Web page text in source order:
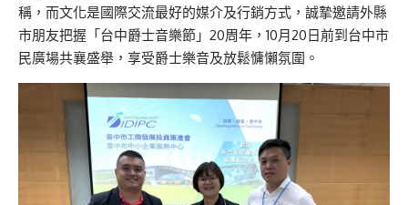
稱，而文化是國際交流最好的媒介及行銷方式，誠摯邀請外縣
市朋友把握「台中爵士音樂節」20周年，10月20日前到台中市
民廣場共襄盛舉，享受爵士樂音及放鬆慵懶氛圍。